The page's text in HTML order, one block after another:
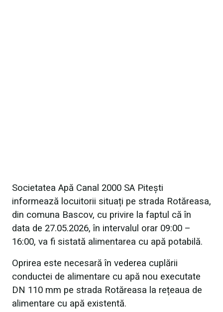
Societatea Apă Canal 2000 SA Piteşti
informează locuitorii situați pe strada Rotăreasa,
din comuna Bascov, cu privire la faptul că în
data de 27.05.2026, în intervalul orar 09:00 –
16:00, va fi sistată alimentarea cu apă potabilă.
Oprirea este necesară în vederea cuplării
conductei de alimentare cu apă nou executate
DN 110 mm pe strada Rotăreasa la rețeaua de
alimentare cu apă existentă.